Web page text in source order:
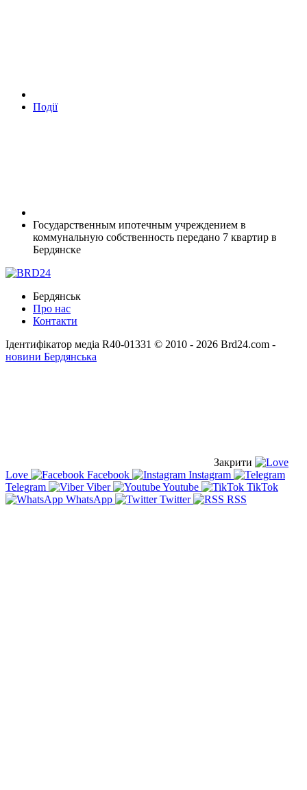
Події
Государственным ипотечным учреждением в
коммунальную собственность передано 7 квартир в
Бердянске
Бердянськ
Про нас
Контакти
Ідентифікатор медіа R40-01331 © 2010 - 2026 Brd24.com -
новини Бердянська
Закрити
Love
Facebook
Instagram
Telegram
Viber Youtube
TikTok
WhatsApp
Twitter RSS